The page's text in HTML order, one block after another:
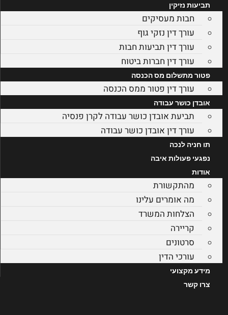
תביעות נזיקין
חבות מעסיקים
עורך דין נזקי גוף
עורך דין תביעות חבות
עורך דין חברות ביטוח
פטור מתשלום מס הכנסה
עורך דין פטור ממס הכנסה
אובדן כושר עבודה
תביעת אובדן כושר עבודה לקרן פנסיה
עורך דין אובדן כושר עבודה
תו חניה לנכה
נפגעי פעולות איבה
אודות
מהתקשורת
מה אומרים עלינו
הצלחות המשרד
קריירה
סרטונים
עורכי הדין
מידע מקצועי
צרו קשר